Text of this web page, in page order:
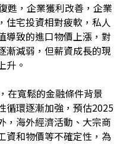
甦，企業獲利改善，企業
住宅投資相對疲軟，私人
導致的進口物價上漲，對
漸減弱，但薪資成長的現
升。
在寬鬆的金融條件背景
循環逐漸加強，預估2025
，海外經濟活動、大宗商
資和物價等不確定性，為